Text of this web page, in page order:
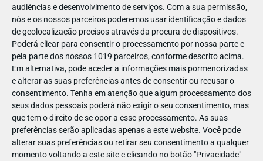
audiências e desenvolvimento de serviços. Com a sua permissão,
nós e os nossos parceiros poderemos usar identificação e dados
de geolocalização precisos através da procura de dispositivos.
Poderá clicar para consentir o processamento por nossa parte e
pela parte dos nossos 1019 parceiros, conforme descrito acima.
Em alternativa, pode aceder a informações mais pormenorizadas
e alterar as suas preferências antes de consentir ou recusar o
consentimento. Tenha em atenção que algum processamento dos
seus dados pessoais poderá não exigir o seu consentimento, mas
que tem o direito de se opor a esse processamento. As suas
preferências serão aplicadas apenas a este website. Você pode
alterar suas preferências ou retirar seu consentimento a qualquer
momento voltando a este site e clicando no botão "Privacidade"
Onde comprar roupa para bebé que junte conforto e
a maior ternura?
Entre mudas, sestas e rotinas novas, o que os pais
mais procuram com a chegada de um bebé é simples:
…
MERCADINHO